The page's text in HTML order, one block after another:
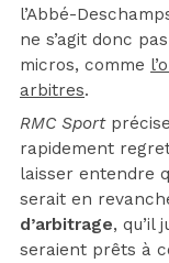
l’Abbé-
ne s’agit donc
micros, comme
arbitres.
RMC Sport
rapidement
laisser entendre
serait en
d’arbitrage, qu’il
seraient prêts à